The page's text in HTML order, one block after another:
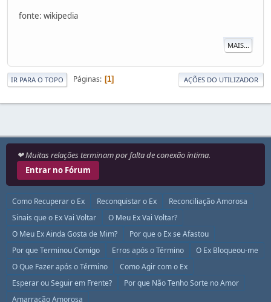
fonte: wikipedia
MAIS...
IR PARA O TOPO Páginas 1 AÇÕES DO UTILIZADOR
❤ Muitas relações terminam por falta de conexão íntima.
Entrar no Fórum
Como Recuperar o Ex Reconquistar o Ex
Reconciliação Amorosa
Sinais que o Ex Vai Voltar
O Meu Ex Vai Voltar?
O Meu Ex Ainda Gosta de Mim?
Por que o Ex se Afastou
Por que Terminou Comigo
Erros após o Término
O Ex Bloqueou-me
O Que Fazer após o Término
Como Agir com o Ex
Esperar ou Seguir em Frente?
Por que Não Tenho Sorte no Amor
Amarração Amorosa